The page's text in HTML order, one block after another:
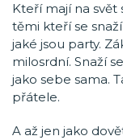
Kteří mají na svět
těmi kteří se
jaké jsou party.
milosrdní. Snaží
jako sebe sama.
přátele.
A až jen jako